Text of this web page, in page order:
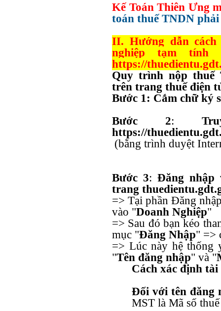
Kế Toán Thiên Ưng
toán thuế TNDN
II. Hướng dẫn
nghiệp tạm tính
https://
Quy trình nộp thuế
trên trang thuế điện
Bước 1: Cắm chữ ký
Bước 2:
https://
(bằng trình duyệt
Bước 3: Đăng nhập
trang
=> Tại phần Đăng
vào "Doanh Nghiệp"
=> Sau đó bạn kéo
mục "Đăng Nhập" =>
=> Lúc này hệ thống
"Tên đăng nhập" và "
Cách xác định
Đối với tên đăng
MST là Mã số